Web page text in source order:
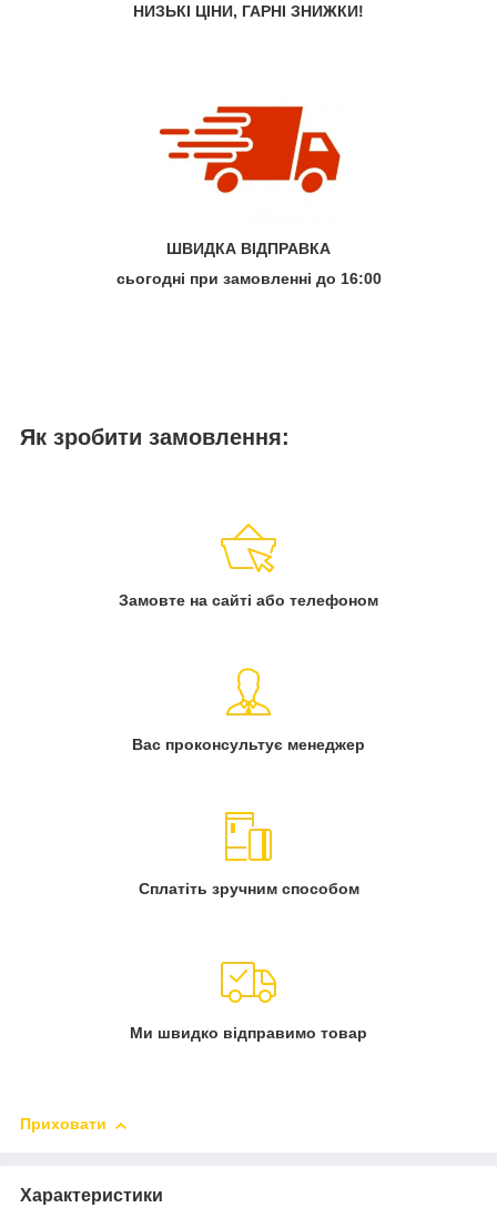
НИЗЬКІ ЦІНИ, ГАРНІ ЗНИЖКИ!
ШВИДКА ВІДПРАВКА
сьогодні при замовленні до 16:00
Як зробити замовлення:
Замовте на сайті або телефоном
Вас проконсультує менеджер
Сплатіть зручним способом
Ми швидко відправимо товар
Приховати
Характеристики